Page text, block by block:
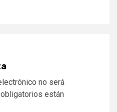
no será
están